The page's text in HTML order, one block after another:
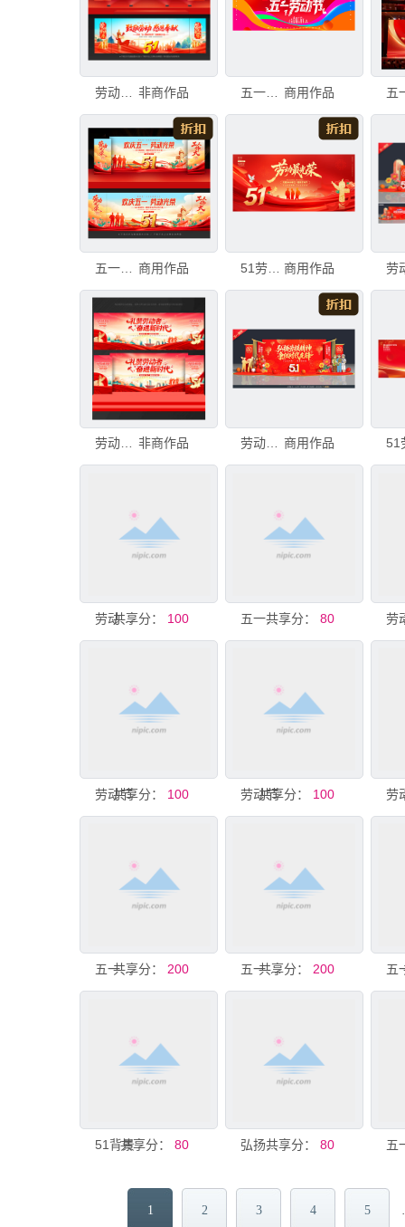
非商作品 五一劳动节海报 商用作品
商用作品 51劳动节晚会背景 商用作品
劳动节晚会背景 非商作品 劳动节晚会背景 商用作品
劳动节晚会背景
共享分： 100 五一劳动节晚会庆祝海报
共享分： 80
劳动节共享分： 100 劳动节共享分： 100 劳
五一劳动节
共享分： 200 五一 劳动节
共享分： 200
51背景共享分： 80 弘扬劳模精神海报
共享分： 80
1 2 3 4 5